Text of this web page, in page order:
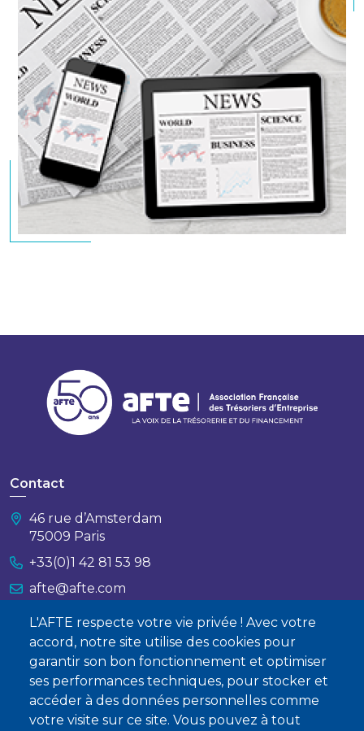
L'AFTE respecte votre vie privée ! Avec votre
accord, notre site utilise des cookies pour
garantir son bon fonctionnement et optimiser
ses performances techniques, pour stocker et
accéder à des données personnelles comme
votre visite sur ce site. Vous pouvez à tout
Contact
46 rue d’Amsterdam
75009 Paris
+33(0)1 42 81 53 98
afte@afte.com
Nous contacter
À propos
Qui sommes-nous ?
Devenir membre